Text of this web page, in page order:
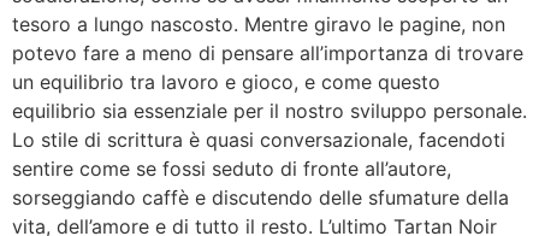
tesoro a lungo nascosto. Mentre giravo le pagine, non
potevo fare a meno di pensare all’importanza di trovare
un equilibrio tra lavoro e gioco, e come questo
equilibrio sia essenziale per il nostro sviluppo personale.
Lo stile di scrittura è quasi conversazionale, facendoti
sentire come se fossi seduto di fronte all’autore,
sorseggiando caffè e discutendo delle sfumature della
vita, dell’amore e di tutto il resto. L’ultimo Tartan Noir